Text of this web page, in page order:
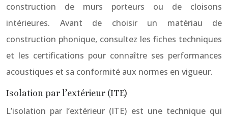
construction de murs porteurs ou de cloisons
intérieures. Avant de choisir un matériau de
construction phonique, consultez les fiches techniques
et les certifications pour connaître ses performances
acoustiques et sa conformité aux normes en vigueur.
Isolation par l’extérieur (ITE)
L’isolation par l’extérieur (ITE) est une technique qui